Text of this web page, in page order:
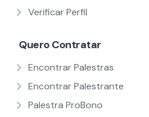
Verificar Perfil
Quero Contratar
Encontrar Palestras
Encontrar Palestrante
Palestra ProBono